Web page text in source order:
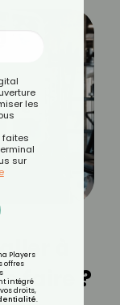
à
faire ?
les
faites
sur
Players
offres
intégré
droits,
.